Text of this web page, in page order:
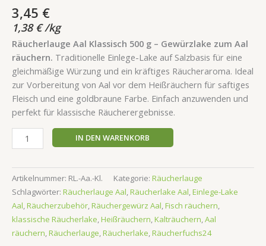
3,45 €
1,38€ /kg
Räucherlauge Aal Klassisch 500 g – Gewürzlake zum Aal
räuchern. Traditionelle Einlege-Lake auf Salzbasis für eine
gleichmäßige Würzung und ein kräftiges Räucheraroma. Ideal
zur Vorbereitung von Aal vor dem Heißräuchern für saftiges
Fleisch und eine goldbraune Farbe. Einfach anzuwenden und
perfekt für klassische Räucherergebnisse.
IN DEN WARENKORB
Artikelnummer: RL.-Aa.-Kl. Kategorie: Räucherlauge
Schlagwörter: Räucherlauge Aal,Räucherlake Aal,Einlege-Lake
Aal,Räucherzubehör,Räuchergewürz Aal,Fisch räuchern,
klassische Räucherlake,Heißräuchern,Kalträuchern,Aal
räuchern,Räucherlauge,Räucherlake,Räucherfuchs24